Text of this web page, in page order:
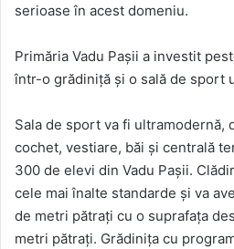
serioase în acest domeniu.
Primăria Vadu Pașii a investit
într-o grădiniță și o sală de sport
Sala de sport va fi ultramodernă,
cochet, vestiare, băi și centrală
300 de elevi din Vadu Paşii.
cele mai înalte standarde și va
de metri pătrați cu o suprafața
metri pătrați. Grădinița cu